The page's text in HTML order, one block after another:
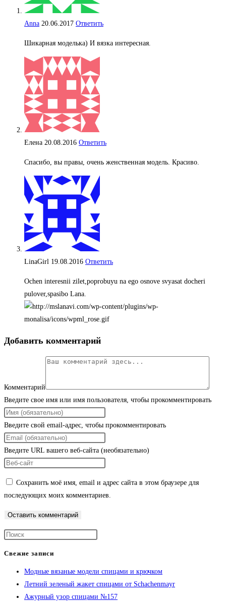
Аnna 20.06.2017 Ответить
Шикарная моделька) И вязка интересная.
Елена 20.08.2016 Ответить
Спасибо, вы правы, очень женственная модель. Красиво.
LinaGirl 19.08.2016 Ответить
Ochen interesnii zilet,poprobuyu na ego osnove svyasat docheri
pulover,spasibo Lana.
Добавить комментарий
Комментарий
Введите свое имя или имя пользователя, чтобы прокомментировать
Введите свой email-адрес, чтобы прокомментировать
Введите URL вашего веб-сайта (необязательно)
Сохранить моё имя, email и адрес сайта в этом браузере для
последующих моих комментариев.
Свежие записи
Модные вязаные модели спицами и крючком
Летний зеленый жакет спицами от Schachenmayr
Ажурный узор спицами №157